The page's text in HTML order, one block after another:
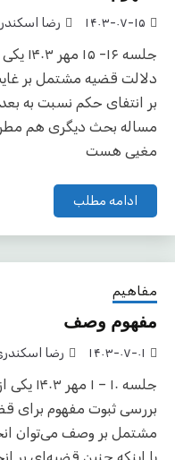
۱۴۰۳-۰۷-۱۵ رضا
جلسه
دلالت قضیه مشتمل بر
بر انتفای حکم نسبت به
مساله بحث دیگری هم
مغیی هست
ادامه مطلب
مفاهیم
مفهوم وصف
۱۴۰۳-۰۷-۰۱ رضا
جلسه
بررسی ثبوت مفهوم برای
مشتمل بر وصف می‌توان